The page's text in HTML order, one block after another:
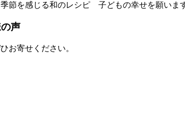
節を感じる和のレシピ 子どもの幸せを願いま
声
お寄せください。